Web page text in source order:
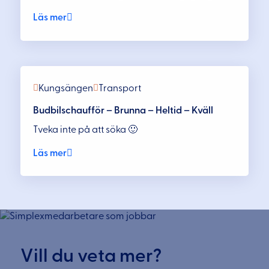
Läs mer
Transport
Kungsängen
Budbilschaufför – Brunna – Heltid – Kväll
Tveka inte på att söka 🙂
Läs mer
Vill du veta mer?